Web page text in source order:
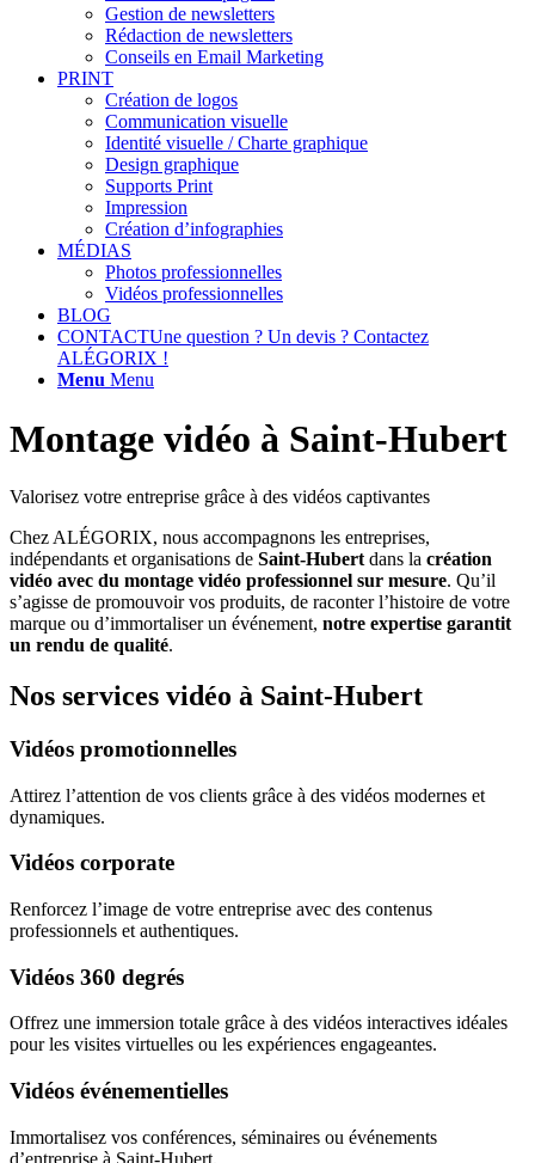
Gestion de newsletters
Rédaction de newsletters
Conseils en Email Marketing
PRINT
Création de logos
Communication visuelle
Identité visuelle / Charte graphique
Design graphique
Supports Print
Impression
Création d’infographies
MÉDIAS
Photos professionnelles
Vidéos professionnelles
BLOG
CONTACTUne question ? Un devis ? Contactez
ALÉGORIX !
Menu Menu
Montage vidéo à Saint-Hubert
Valorisez votre entreprise grâce à des vidéos captivantes
Chez ALÉGORIX, nous accompagnons les entreprises,
indépendants et organisations de Saint-Hubert dans la création
vidéo avec du montage vidéo professionnel sur mesure. Qu’il
s’agisse de promouvoir vos produits, de raconter l’histoire de votre
marque ou d’immortaliser un événement, notre expertise garantit
un rendu de qualité.
Nos services vidéo à Saint-Hubert
Vidéos promotionnelles
Attirez l’attention de vos clients grâce à des vidéos modernes et
dynamiques.
Vidéos corporate
Renforcez l’image de votre entreprise avec des contenus
professionnels et authentiques.
Vidéos 360 degrés
Offrez une immersion totale grâce à des vidéos interactives idéales
pour les visites virtuelles ou les expériences engageantes.
Vidéos événementielles
Immortalisez vos conférences, séminaires ou événements
d’entreprise à Saint-Hubert.